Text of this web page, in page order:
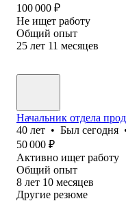
100 000 ₽
Не ищет работу
Общий опыт
25 лет 11 месяцев
Начальник отдела
40 лет • Был сегодня
50 000 ₽
Активно ищет работу
Общий опыт
8 лет 10 месяцев
Другие резюме